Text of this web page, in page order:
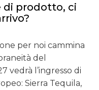
di prodotto, ci
per noi cammina
del
vedrà l’ingresso di
Sierra Tequila,